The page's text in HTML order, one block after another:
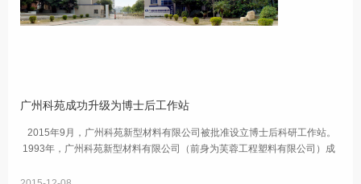
广州科苑成功升级为博士后工作站
2015年9月，广州科苑新型材料有限公司被批准设立博士后科研工作站。
1993年，广州科苑新型材料有限公司（前身为芙蓉工程塑料有限公司）成